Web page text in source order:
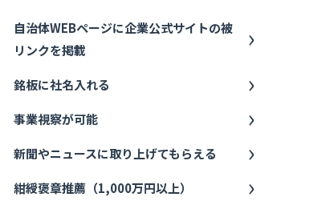
自治体WEBページに企業公式サイトの被
リンクを掲載
銘板に社名入れる
事業視察が可能
新聞やニュースに取り上げてもらえる
紺綬褒章推薦（1,000万円以上）